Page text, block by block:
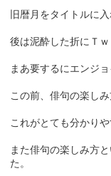
旧暦月をタイトルに
後は泥酔した折にＴ
まあ要するにエンジ
この前、俳句の楽し
これがとても分かりや
また俳句の楽しみ方
た。